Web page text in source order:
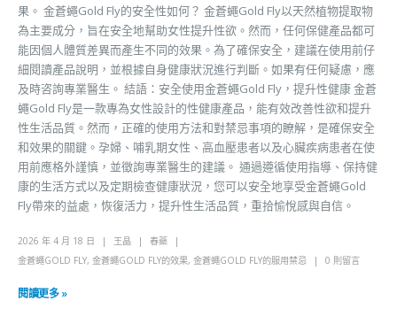
果。 金蒼蠅Gold Fly的安全性如何？ 金蒼蠅Gold Fly以天然植物提取物
為主要成分，旨在安全地幫助女性提升性欲。然而，任何保健產品都可
能因個人體質差異而產生不同的效果。為了確保安全，建議在使用前仔
細閱讀產品說明，並根據自身健康狀況進行判斷。如果有任何疑慮，應
及時咨詢專業醫生。 結語：安全使用金蒼蠅Gold Fly，提升性健康 金蒼
蠅Gold Fly是一款專為女性設計的性健康產品，能有效改善性欲和提升
性生活品質。然而，正確的使用方法和對禁忌事項的瞭解，是確保安全
和效果的關鍵。孕婦、哺乳期女性、高血壓患者以及心臟疾病患者在使
用前應格外謹慎，並徵詢專業醫生的建議。 通過遵循使用指導、保持健
康的生活方式以及定期檢查健康狀況，您可以安全地享受金蒼蠅Gold
Fly帶來的益處，恢復活力，提升性生活品質，重拾愉悅感與自信。
2026 年 4 月 18 日 王晶
春藥
金蒼蠅GOLD FLY, 金蒼蠅GOLD FLY的效果, 金蒼蠅GOLD FLY的服用禁忌 0 則留言
閱讀更多 »